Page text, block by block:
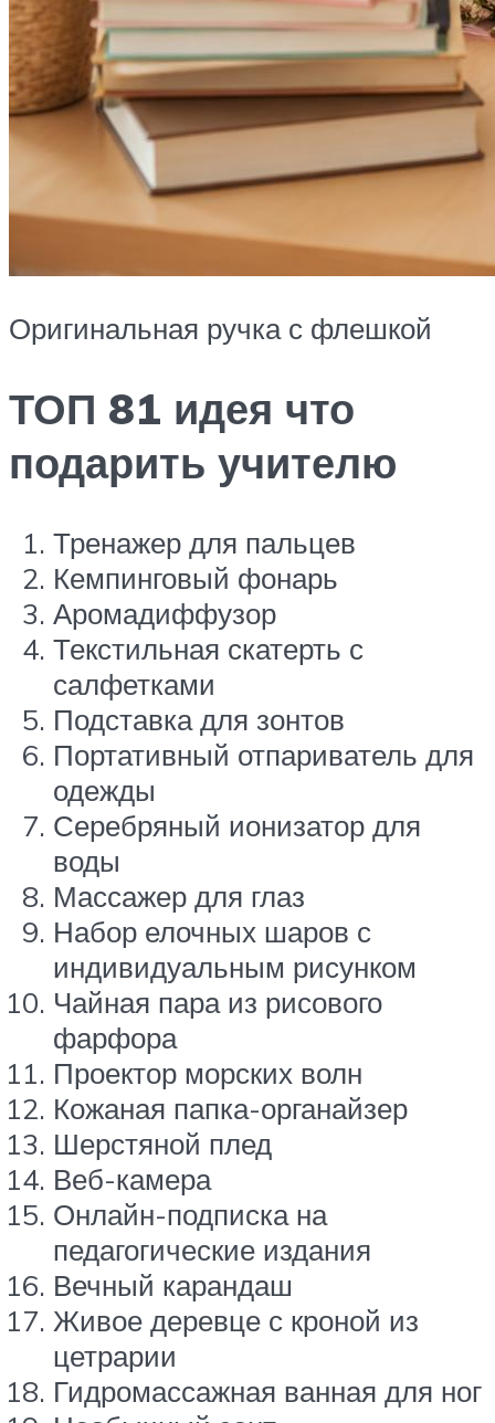
Оригинальная ручка с флешкой
ТОП 81 идея что
подарить учителю
Тренажер для пальцев
Кемпинговый фонарь
Аромадиффузор
Текстильная скатерть с
салфетками
Подставка для зонтов
Портативный отпариватель для
одежды
Серебряный ионизатор для
воды
Массажер для глаз
Набор елочных шаров с
индивидуальным рисунком
Чайная пара из рисового
фарфора
Проектор морских волн
Кожаная папка-органайзер
Шерстяной плед
Веб-камера
Онлайн-подписка на
педагогические издания
Вечный карандаш
Живое деревце с кроной из
цетрарии
Гидромассажная ванная для ног